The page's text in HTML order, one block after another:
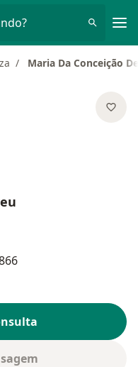
Maria Da Conceição